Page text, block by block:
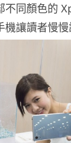
同顏色的
讓讀者慢慢